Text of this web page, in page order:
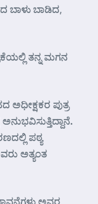
ಬಾಳು ಬಾಡಿದ,
ತನ್ನ ಮಗನ
ಪುತ್ರ
ಪಠ್ಯ
ಅತ್ಯಂತ
ಅವರ